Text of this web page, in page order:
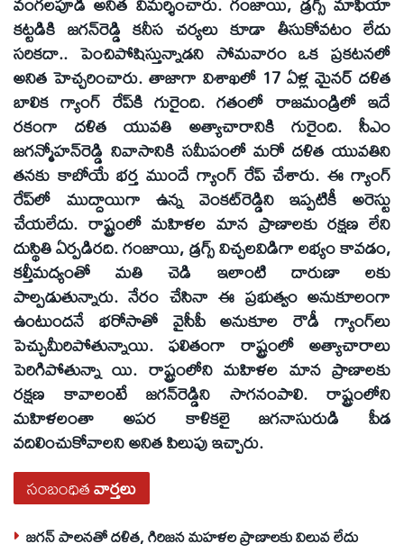
కట్టడికి జగన్‌రెడ్డి కనీస చర్యలు కూడా తీసుకోవటం లేదు
సరికదా.. పెంచిపోషిస్తున్నాడని సోమవారం ఒక ప్రకటనలో
అనిత హెచ్చరించారు. తాజాగా విశాఖలో 17 ఏళ్ల మైనర్‌ దళిత
బాలిక గ్యాంగ్‌ రేప్‌కి గురైంది. గతంలో రాజమండ్రిలో ఇదే
రకంగా దళిత యువతి అత్యాచారానికి గురైంది. సీఎం
జగన్మోహన్‌రెడ్డి నివాసానికి సమీపంలో మరో దళిత యువతిని
తనకు కాబోయే భర్త ముందే గ్యాంగ్‌ రేప్‌ చేశారు. ఈ గ్యాంగ్‌
రేప్‌లో ముద్దాయిగా ఉన్న వెంకట్‌రెడ్డిని ఇప్పటికీ అరెస్టు
చేయలేదు. రాష్ట్రంలో మహిళల మాన ప్రాణాలకు రక్షణ లేని
దుస్థితి ఏర్పడిరది. గంజాయి, డ్రగ్స్‌ విచ్చలవిడిగా లభ్యం కావడం,
కల్తీమద్యంతో మతి చెడి ఇలాంటి దారుణా లకు
పాల్పడుతున్నారు. నేరం చేసినా ఈ ప్రభుత్వం అనుకూలంగా
ఉంటుందనే భరోసాతో వైసీపీ అనుకూల రౌడీ గ్యాంగ్‌లు
పెచ్చుమీరిపోతున్నాయి. ఫలితంగా రాష్ట్రంలో అత్యాచారాలు
పెరిగిపోతున్నా యి. రాష్ట్రంలోని మహిళల మాన ప్రాణాలకు
రక్షణ కావాలంటే జగన్‌రెడ్డిని సాగనంపాలి. రాష్ట్రంలోని
మహిళలంతా అపర కాళికలై జగనాసురుడి పీడ
వదిలించుకోవాలని అనిత పిలుపు ఇచ్చారు.
సంబంధితవార్తలు
జగన్ పాలనతో దళిత, గిరిజన మహళల ప్రాణాలకు విలువ లేదు